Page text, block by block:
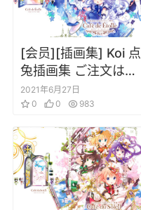
[会员][插画集] Koi 点
兔插画集 ご注文はう
さぎですか？ Café
du Étoile
2021年6月27日
0
0 983